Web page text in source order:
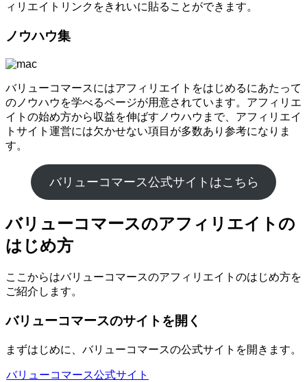
ィリエイトリンクをきれいに貼ることができます。
ノウハウ集
バリューコマースにはアフィリエイトをはじめるにあたって
のノウハウを学べるページが用意されています。アフィリエ
イトの始め方から収益を伸ばすノウハウまで、アフィリエイ
トサイト運営には欠かせない項目が多数あり参考になりま
す。
バリューコマース公式サイトはこちら
バリューコマースのアフィリエイトの
はじめ方
ここからはバリューコマースのアフィリエイトのはじめ方を
ご紹介します。
バリューコマースのサイトを開く
まずはじめに、バリューコマースの公式サイトを開きます。
バリューコマース公式サイト